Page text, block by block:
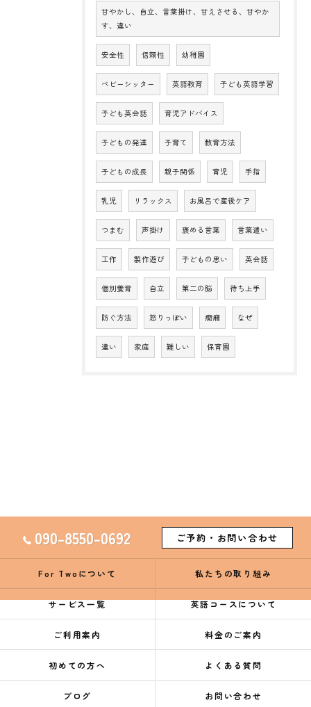
甘やかし、自立、言葉掛け、甘えさせる、甘やか
す、違い
安全性 信頼性 幼稚園
ベビーシッター 英語教育 子ども英語学習
子ども英会話 育児アドバイス
子どもの発達 子育て 教育方法
子どもの成長 親子関係 育児 手指
乳児 リラックス お風呂で産後ケア
つまむ 声掛け 褒める言葉 言葉遣い
工作 製作遊び 子どもの思い 英会話
個別養育 自立 第二の脳 待ち上手
防ぐ方法 怒りっぽい 癇癪 なぜ
違い 家庭 難しい 保育園
090-8550-0692 ご予約・お問い合わせ
For Twoについて 私たちの取り組み
サービス一覧 英語コースについて
ご利用案内 料金のご案内
初めての方へ よくある質問
ブログ お問い合わせ